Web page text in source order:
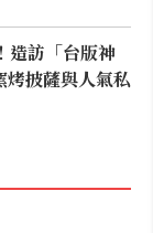
造訪「台版神
烤披薩與人氣私